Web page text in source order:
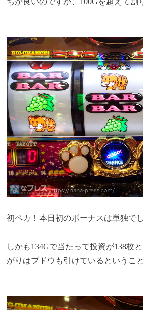
初ペカ！本日初のボーナスは単独でし
しかも134Gで当たって投資が138枚
がりはブドウも引けているというこ